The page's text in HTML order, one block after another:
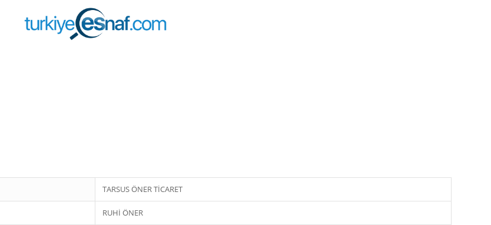
TARSUS ÖNER TİCARET
RUHİ ÖNER